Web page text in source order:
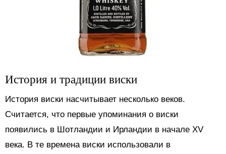
История и традиции виски
История виски насчитывает несколько веков.
Считается, что первые упоминания о виски
появились в Шотландии и Ирландии в начале XV
века. В те времена виски использовали в